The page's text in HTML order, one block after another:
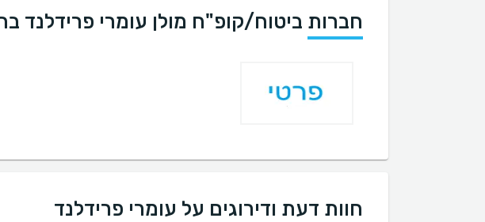
חברות ביטוח/קופ"ח מולן עומרי פרידלנד
חוות דעת ודירוגים על עומרי פרידלנד